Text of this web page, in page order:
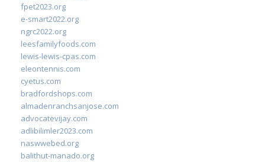
fpet2023.org
e-smart2022.org
ngrc2022.org
leesfamilyfoods.com
lewis-lewis-cpas.com
eleontennis.com
cyetus.com
bradfordshops.com
almadenranchsanjose.com
advocatevijay.com
adlibilimler2023.com
naswwebed.org
balithut-manado.org